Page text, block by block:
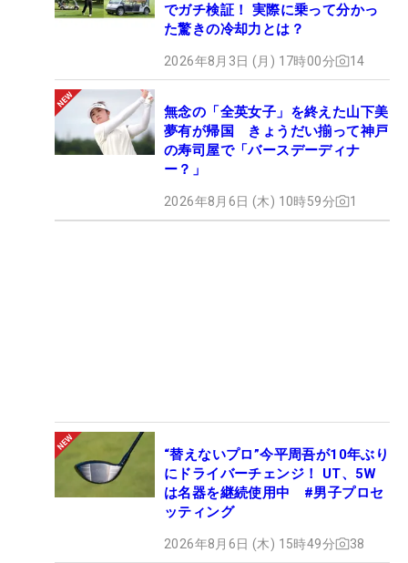
でガチ検証！ 実際に乗って分かっ
た驚きの冷却力とは？
2026年8月3日 (月) 17時00分 14
無念の「全英女子」を終えた山下美
夢有が帰国 きょうだい揃って神戸
の寿司屋で「バースデーディナ
ー？」
2026年8月6日 (木) 10時59分 1
“替えないプロ”今平周吾が10年ぶり
にドライバーチェンジ！ UT、5W
は名器を継続使用中 #男子プロセ
ッティング
2026年8月6日 (木) 15時49分 38